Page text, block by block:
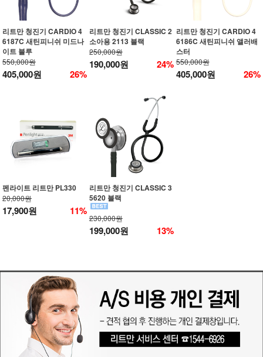
리트만 청진기 CARDIO 4
6187C 새틴피니쉬 미드나
이트 블루
550,000원
405,000원 26%
리트만 청진기 CLASSIC 2
소아용 2113 블랙
250,000원
190,000원 24%
리트만 청진기 CARDIO 4
6186C 새틴피니쉬 앨러배
스터
550,000원
405,000원 26%
펜라이트 리트만 PL330
20,000원
17,900원 11%
리트만 청진기 CLASSIC 3
5620 블랙
230,000원
199,000원 13%